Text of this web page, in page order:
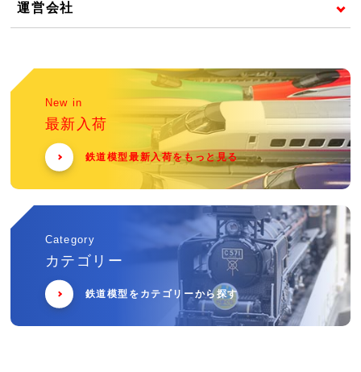
運営会社
New in
最新入荷
鉄道模型最新入荷をもっと見る
Category
カテゴリー
鉄道模型をカテゴリーから探す